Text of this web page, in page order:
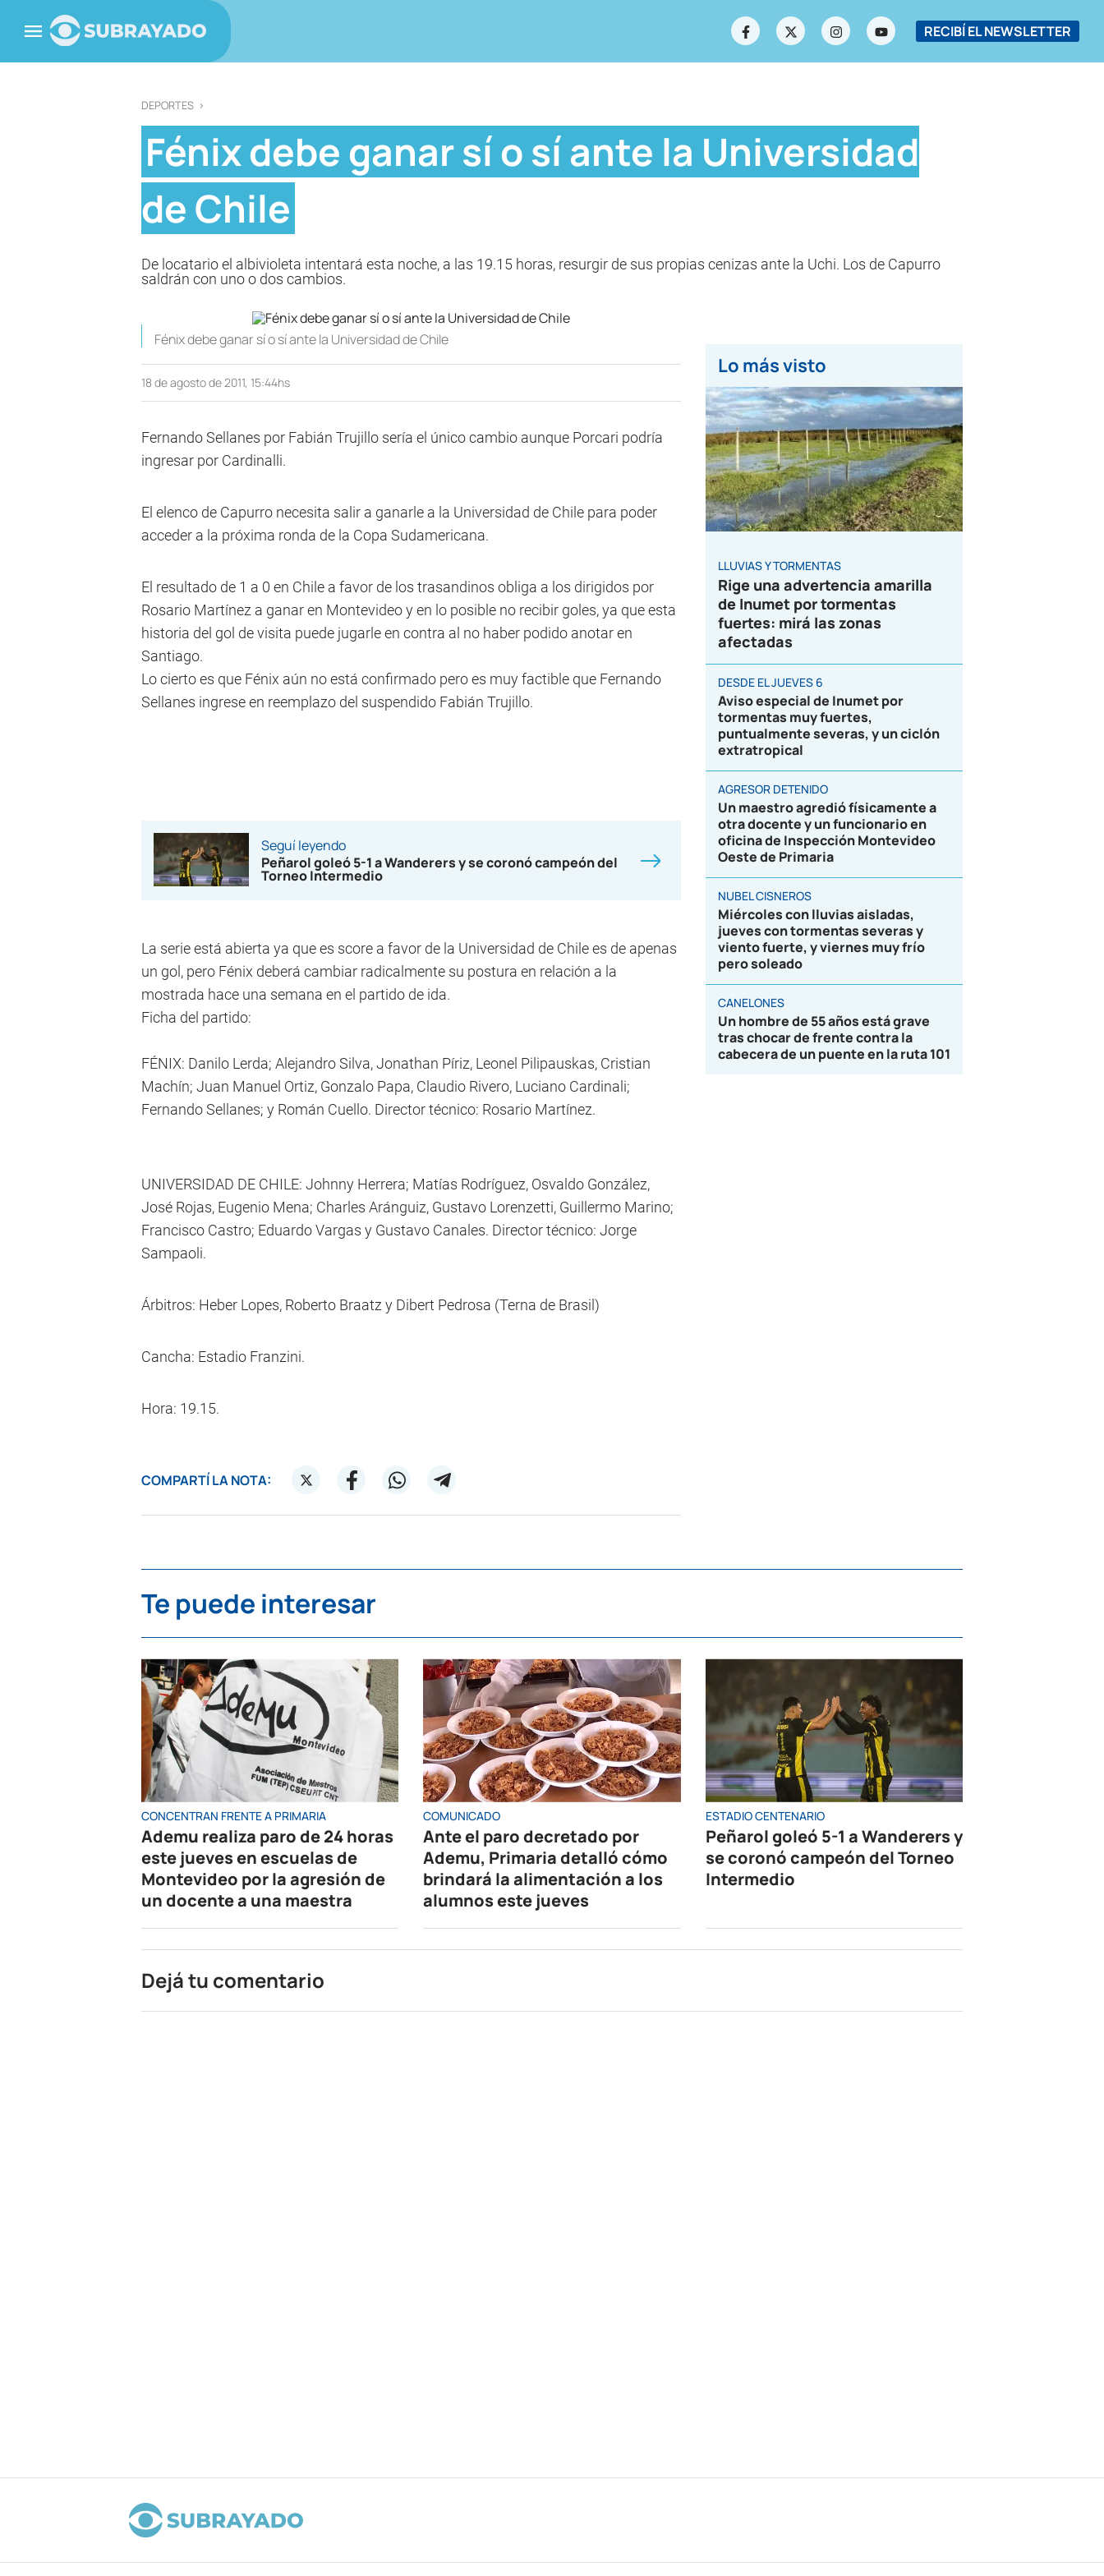
RECIBÍ EL NEWSLETTER
DEPORTES >
Fénix debe ganar sí o sí ante la Universidad
de Chile
De locatario el albivioleta intentará esta noche, a las 19.15 horas, resurgir de sus propias cenizas ante la Uchi. Los de Capurro
saldrán con uno o dos cambios.
Fénix debe ganar sí o sí ante la Universidad de Chile
18 de agosto de 2011, 15:44hs
Fernando Sellanes por Fabián Trujillo sería el único cambio aunque Porcari podría
ingresar por Cardinalli.
El elenco de Capurro necesita salir a ganarle a la Universidad de Chile para poder
acceder a la próxima ronda de la Copa Sudamericana.
El resultado de 1 a 0 en Chile a favor de los trasandinos obliga a los dirigidos por
Rosario Martínez a ganar en Montevideo y en lo posible no recibir goles, ya que esta
historia del gol de visita puede jugarle en contra al no haber podido anotar en
Santiago.
Lo cierto es que Fénix aún no está confirmado pero es muy factible que Fernando
Sellanes ingrese en reemplazo del suspendido Fabián Trujillo.
Seguí leyendo
Peñarol goleó 5-1 a Wanderers y se coronó campeón del
Torneo Intermedio
La serie está abierta ya que es score a favor de la Universidad de Chile es de apenas
un gol, pero Fénix deberá cambiar radicalmente su postura en relación a la
mostrada hace una semana en el partido de ida.
Ficha del partido:
FÉNIX: Danilo Lerda; Alejandro Silva, Jonathan Píriz, Leonel Pilipauskas, Cristian
Machín; Juan Manuel Ortiz, Gonzalo Papa, Claudio Rivero, Luciano Cardinali;
Fernando Sellanes; y Román Cuello. Director técnico: Rosario Martínez.
UNIVERSIDAD DE CHILE: Johnny Herrera; Matías Rodríguez, Osvaldo González,
José Rojas, Eugenio Mena; Charles Aránguiz, Gustavo Lorenzetti, Guillermo Marino;
Francisco Castro; Eduardo Vargas y Gustavo Canales. Director técnico: Jorge
Sampaoli.
Árbitros: Heber Lopes, Roberto Braatz y Dibert Pedrosa (Terna de Brasil)
Cancha: Estadio Franzini.
Hora: 19.15.
COMPARTÍ LA NOTA:
Lo más visto
LLUVIAS Y TORMENTAS
Rige una advertencia amarilla
de Inumet por tormentas
fuertes: mirá las zonas
afectadas
DESDE EL JUEVES 6
Aviso especial de Inumet por
tormentas muy fuertes,
puntualmente severas, y un ciclón
extratropical
AGRESOR DETENIDO
Un maestro agredió físicamente a
otra docente y un funcionario en
oficina de Inspección Montevideo
Oeste de Primaria
NUBEL CISNEROS
Miércoles con lluvias aisladas,
jueves con tormentas severas y
viento fuerte, y viernes muy frío
pero soleado
CANELONES
Un hombre de 55 años está grave
tras chocar de frente contra la
cabecera de un puente en la ruta 101
Te puede interesar
CONCENTRAN FRENTE A PRIMARIA
Ademu realiza paro de 24 horas
este jueves en escuelas de
Montevideo por la agresión de
un docente a una maestra
COMUNICADO
Ante el paro decretado por
Ademu, Primaria detalló cómo
brindará la alimentación a los
alumnos este jueves
ESTADIO CENTENARIO
Peñarol goleó 5-1 a Wanderers y
se coronó campeón del Torneo
Intermedio
Dejá tu comentario